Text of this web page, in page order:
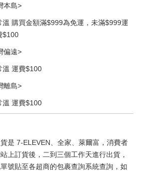
本島>
溫 購買金額滿$999為免運，未滿$999運
$100
偏遠>
溫 運費$100​
離島>
溫 運費$100
是 7-ELEVEN、全家、萊爾富，消費者
上訂貨後，二到三個工作天進行出貨，
號貼至各超商的包裹查詢系統查詢，如